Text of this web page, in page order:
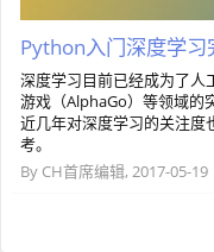
Python入门深度学习
深度学习目前已经成为了人
游戏（AlphaGo）等领域的
近几年对深度学习的关注度
考。
By CH首席编辑, 2017-05-19